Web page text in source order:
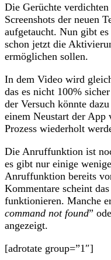
Die Gerüchte
Screenshots der neuen
aufgetaucht. Nun gibt
schon jetzt die
ermöglichen sollen.
In dem Video wird
das es nicht 100%
der Versuch könnte
einem Neustart der App
Prozess wiederholt
Die Anruffunktion ist
es gibt nur einige
Anruffunktion bereits
Kommentare scheint
funktionieren. Manche
command not found”
angezeigt.
[adrotate group=”1″]